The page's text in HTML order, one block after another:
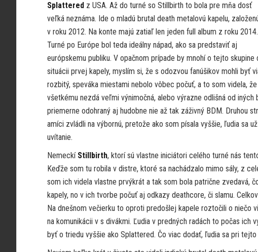
Splattered z USA. Až do turné so Stillbirth to bola pre mňa dosť
veľká neznáma. Ide o mladú brutal death metalovú kapelu,
v roku 2012. Na konte majú zatiaľ len jeden full album z roku 2014.
Turné po Európe bol teda ideálny nápad, ako sa predstaviť aj
európskemu publiku. V opačnom prípade by mnohí o tejto
situácii prvej kapely, myslím si, že s odozvou fanúšikov mohli byť
rozbitý, speváka miestami nebolo vôbec počuť, a to som videla,
všetkému nezdá veľmi výnimočná, alebo výrazne odlišná od
priemerne odohraný aj hudobne nie až tak záživný BDM. Druhou
amíci zvládli na výbornú, pretože ako som písala vyššie, ľudia sa
uvítanie.
Nemeckí Stillbirth, ktorí sú vlastne iniciátori celého turné nás
Keďže som tu robila v distre, ktoré sa nachádzalo mimo sály, z
som ich videla vlastne prvýkrát a tak som bola patrične zvedavá,
kapely, no v ich tvorbe počuť aj odkazy deathcore, či slamu.
Na dnešnom večierku to oproti predošlej kapele roztočili o niečo
na komunikácii v s divákmi. Ľudia v predných radách to počas
byť o triedu vyššie ako Splattered. Čo viac dodať, ľudia sa pri